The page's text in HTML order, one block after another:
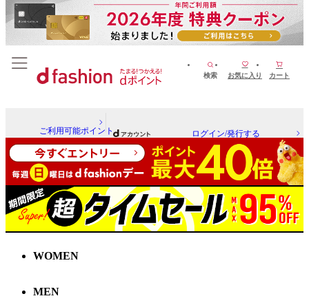
検索 お気に入り カート
ご利用可能ポイント ログイン/発行する
WOMEN
MEN